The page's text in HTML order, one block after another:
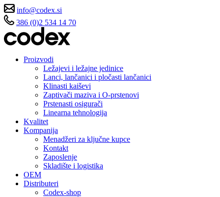
info@codex.si
386 (0)2 534 14 70
Proizvodi
Ležajevi i ležajne jedinice
Lanci, lančanici i pločasti lančanici
Klinasti kaiševi
Zaptivači maziva i O-prstenovi
Prstenasti osigurači
Linearna tehnologija
Kvalitet
Kompanija
Menadžeri za ključne kupce
Kontakt
Zaposlenje
Skladište i logistika
OEM
Distributeri
Codex-shop